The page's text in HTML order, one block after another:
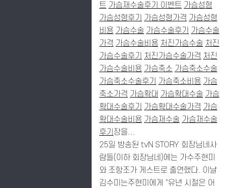
트 가슴재수술후기 이벤트 가슴성형
가슴성형후기
가슴성형가격 가슴성형
비용 가슴수술 가슴수술후기
가슴수술
가격 가슴수술비용 처진가슴수술 처진
가슴수술후기
처진가슴수술가격 처진
가슴수술비용 가슴축소 가슴축소수술
가슴축소수술후기
가슴축소비용 가슴
축소가격 가슴확대 가슴확대수술 가슴
확대수술후기
가슴확대수술가격 가슴
확대수술비용 가슴재수술 가슴재수술
후기 장을...
25일 방송된 tvN STORY 회장님네사
람들(이하 회장님네)에는 가수주현미
와 조항조가 게스트로 출연했다. 이날
김수미는주현미에게 "유년 시절은 어